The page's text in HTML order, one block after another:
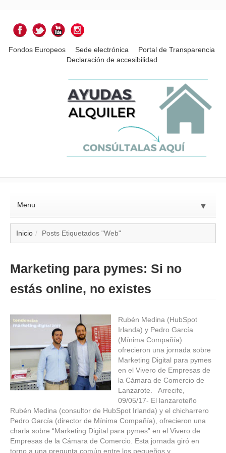
Fondos Europeos Sede electrónica
Portal de Transparencia
Declaración de accesibilidad
Menu ▼
▼
▼
Inicio Posts Etiquetados "Web"
Marketing para pymes: Si no
estás online, no existes
Rubén Medina (HubSpot
Irlanda) y Pedro García
(Mínima Compañía)
ofrecieron una jornada sobre
Marketing Digital para pymes
en el Vivero de Empresas de
la Cámara de Comercio de
Lanzarote. Arrecife,
09/05/17- El lanzaroteño
Rubén Medina (consultor de HubSpot Irlanda) y el chicharrero
Pedro García (director de Mínima Compañía), ofrecieron una
charla sobre “Marketing Digital para pymes” en el Vivero de
Empresas de la Cámara de Comercio. Esta jornada giró en
torno a una pregunta común entre los pequeños y…